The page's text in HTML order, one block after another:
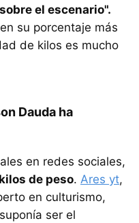
el escenario".
su porcentaje más
de kilos es mucho
Dauda ha
en redes sociales,
de peso. Ares yt,
en culturismo,
ser el